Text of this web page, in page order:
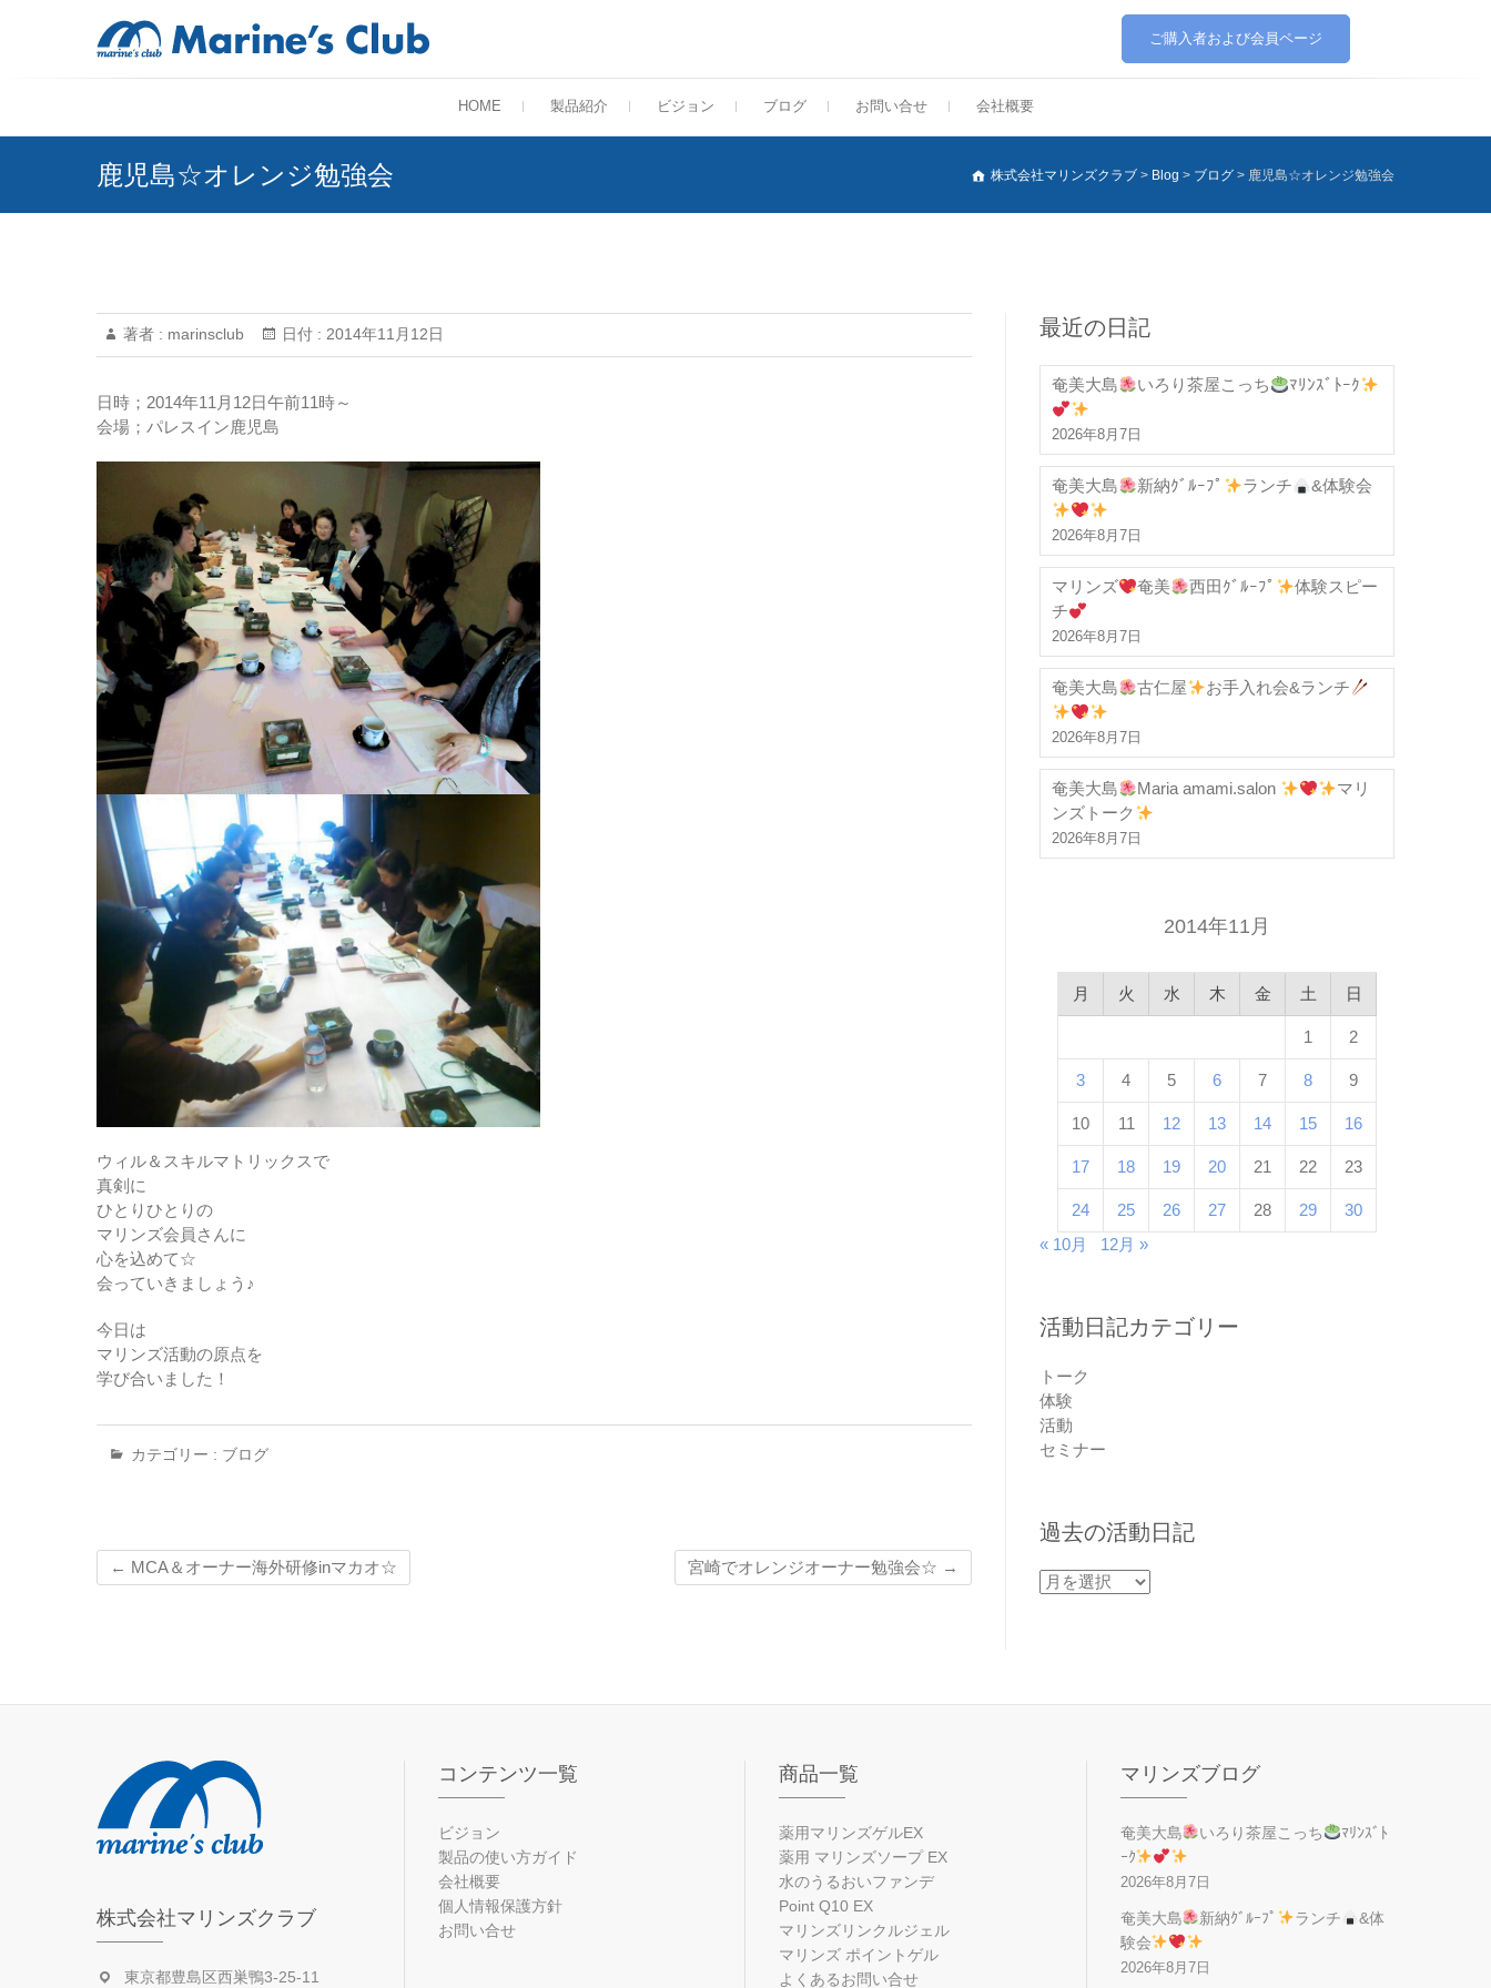
ご購入者および会員ページ
HOME 製品紹介 ビジョン ブログ お問い合せ 会社概要
鹿児島☆オレンジ勉強会 株式会社マリンズクラブ > Blog > ブログ > 鹿児島☆オレンジ勉強会
著者 : marinsclub 日付 : 2014年11月12日
日時；2014年11月12日午前11時～
会場；パレスイン鹿児島
ウィル＆スキルマトリックスで
真剣に
ひとりひとりの
マリンズ会員さんに
心を込めて☆
会っていきましょう♪
今日は
マリンズ活動の原点を
学び合いました！
カテゴリー : ブログ
← MCA＆オーナー海外研修inマカオ☆ 宮崎でオレンジオーナー勉強会☆ →
最近の日記
奄美大島 いろり茶屋こっち ﾏﾘﾝｽﾞﾄｰｸ
2026年8月7日
奄美大島 新納ｸﾞﾙｰﾌﾟ ランチ &体験会
2026年8月7日
マリンズ 奄美 西田ｸﾞﾙｰﾌﾟ
体験スピー
チ
2026年8月7日
奄美大島 古仁屋 お手入れ会&ランチ
2026年8月7日
奄美大島 Maria amami.salon
マリ
ンズトーク
2026年8月7日
2014年11月
月 火 水 木 金 土 日
1 2
3 4 5 6 7 8 9
10 11 12 13 14 15 16
17 18 19 20 21 22 23
24 25 26 27 28 29
30
« 10月
12月 »
活動日記カテゴリー
トーク
体験
活動
セミナー
過去の活動日記
過
日
株式会社マリンズクラブ
東京都豊島区西巣鴨3-25-11
コンテンツ一覧
ビジョン
製品の使い方ガイド
会社概要
個人情報保護方針
お問い合せ
商品一覧
薬用マリンズゲルEX
薬用 マリンズソープ EX
水のうるおいファンデ
Point Q10 EX
マリンズリンクルジェル
マリンズ ポイントゲル
よくあるお問い合せ
マリンズブログ
奄美大島 いろり茶屋こっち
ﾏﾘﾝｽﾞﾄ
ｰｸ
2026年8月7日
奄美大島 新納ｸﾞﾙｰﾌﾟ ランチ
&体
験会
2026年8月7日